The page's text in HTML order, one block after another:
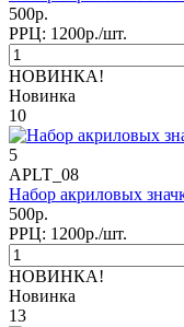
500р.
РРЦ: 1200р./шт.
НОВИНКА!
Новинка
10
5
APLT_08
Набор акриловых
500р.
РРЦ: 1200р./шт.
НОВИНКА!
Новинка
13